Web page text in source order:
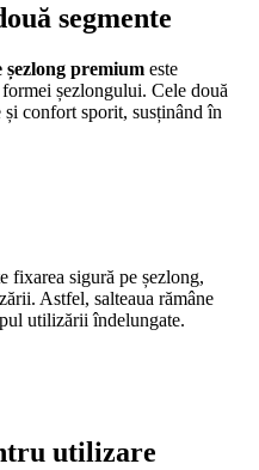
segmente
șezlong premium este
șezlongului. Cele două
confort sporit, susținând în
fixarea sigură pe șezlong,
Astfel, salteaua rămâne
utilizării îndelungate.
utilizare